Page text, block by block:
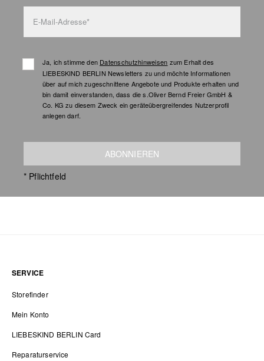
E-Mail-Adresse*
Ja, ich stimme den Datenschutzhinweisen zum Erhalt des
LIEBESKIND BERLIN Newsletters zu und möchte Informationen
über auf mich zugeschnittene Angebote und Produkte erhalten und
bin damit einverstanden, dass die s.Oliver Bernd Freier GmbH &
Co. KG zu diesem Zweck ein geräteübergreifendes Nutzerprofil
anlegen darf.
ABONNIEREN
* Pflichtfeld
SERVICE
Storefinder
Mein Konto
LIEBESKIND BERLIN Card
Reparaturservice